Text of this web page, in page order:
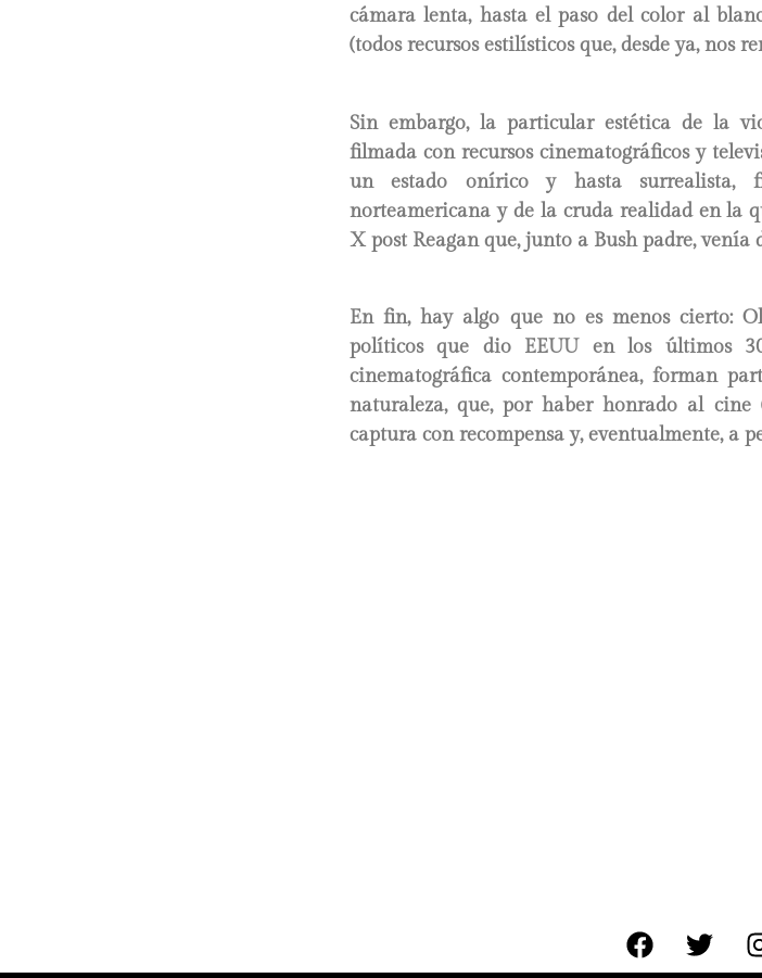
cámara lenta, hasta el paso del color al
(todos recursos estilísticos que, desde ya, nos
Sin embargo, la particular estética de la
filmada con recursos cinematográficos y
un estado onírico y hasta surrealista,
norteamericana y de la cruda realidad en la
X post Reagan que, junto a Bush padre,
En fin, hay algo que no es menos cierto:
políticos que dio EEUU en los últimos
cinematográfica contemporánea, forman
naturaleza, que, por haber honrado al cine
captura con recompensa y, eventualmente, a